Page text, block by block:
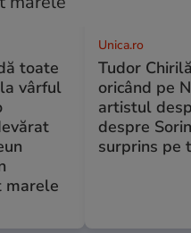
toate
vârful
marele
Unica.ro
Tudor
oricând pe
artistul
despre
surprins pe